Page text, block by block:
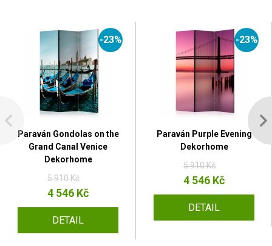
-23%
Paraván Gondolas on the
Grand Canal Venice
Dekorhome
5 910 Kč
4 546 Kč
DETAIL
-23%
Paraván Purple Evening
Dekorhome
5 910 Kč
4 546 Kč
DETAIL